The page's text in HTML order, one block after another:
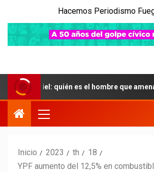
Hacemos Periodismo
quién es el hombre que amenazó a Milei
Inicio 2023 th
18
YPF aumento del 12,5% en